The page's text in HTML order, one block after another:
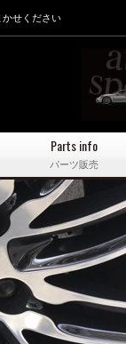
かせください
Parts info
パーツ販売